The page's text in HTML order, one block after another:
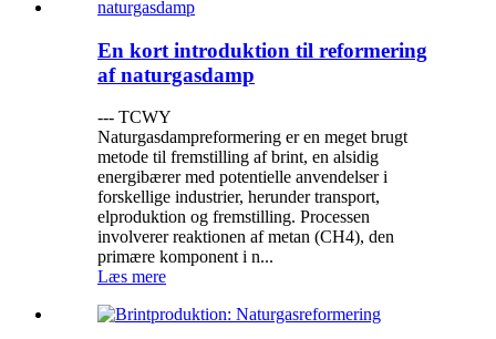
En kort introduktion til reformering
af naturgasdamp
--- TCWY
Naturgasdampreformering er en meget brugt
metode til fremstilling af brint, en alsidig
energibærer med potentielle anvendelser i
forskellige industrier, herunder transport,
elproduktion og fremstilling. Processen
involverer reaktionen af ​​metan (CH4), den
primære komponent i n...
Læs mere